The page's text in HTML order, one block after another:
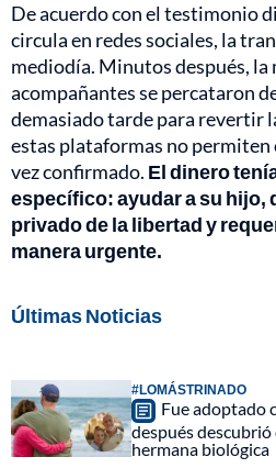
De acuerdo con el testimonio
circula en redes sociales, la
mediodía. Minutos después, la
acompañantes se percataron
demasiado tarde para revertir
estas plataformas no permiten
vez confirmado. El dinero
específico: ayudar a su hijo,
privado de la libertad y
manera urgente.
Últimas Noticias
#LOMÁSTRINADO
Fue adoptado
después descubrió
hermana biológica